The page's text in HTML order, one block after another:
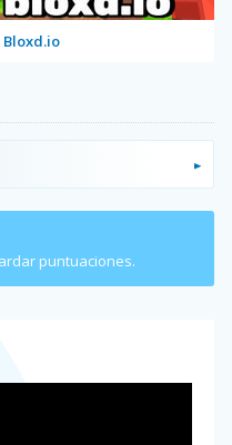
Bloxd.io
puntuaciones.